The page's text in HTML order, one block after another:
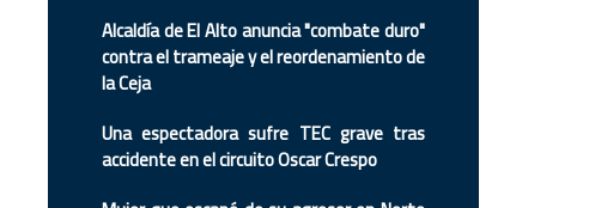
Alcaldía de El Alto anuncia "combate duro"
contra el trameaje y el reordenamiento de
la Ceja
Una espectadora sufre TEC grave tras
accidente en el circuito Oscar Crespo